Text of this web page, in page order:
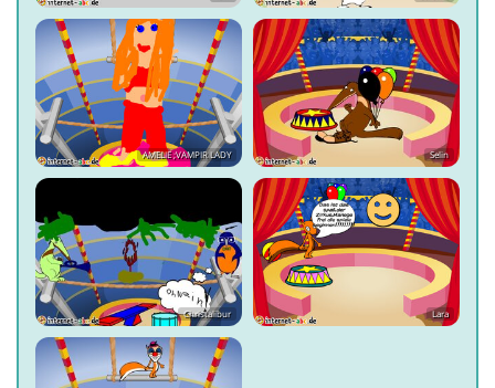
AMELIE ;VAMPIR LADY Selin
Christalibur Lara